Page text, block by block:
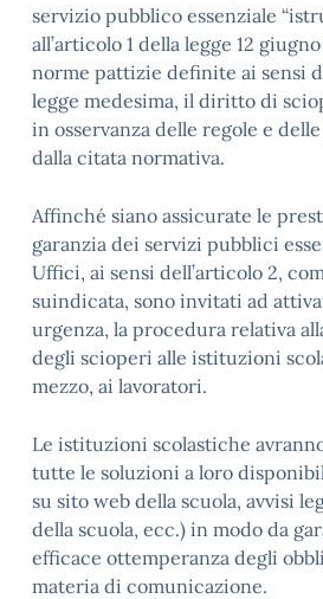
servizio pubblico essenziale
all’articolo 1 della legge 12
norme pattizie definite ai sensi
legge medesima, il diritto di
in osservanza delle regole e
dalla citata normativa.
Affinché siano assicurate le
garanzia dei servizi pubblici
Uffici, ai sensi dell’articolo 2,
suindicata, sono invitati ad
urgenza, la procedura relativa
degli scioperi alle istituzioni
mezzo, ai lavoratori.
Le istituzioni scolastiche
tutte le soluzioni a loro
su sito web della scuola, avvisi
della scuola, ecc.) in modo da
efficace ottemperanza degli
materia di comunicazione.